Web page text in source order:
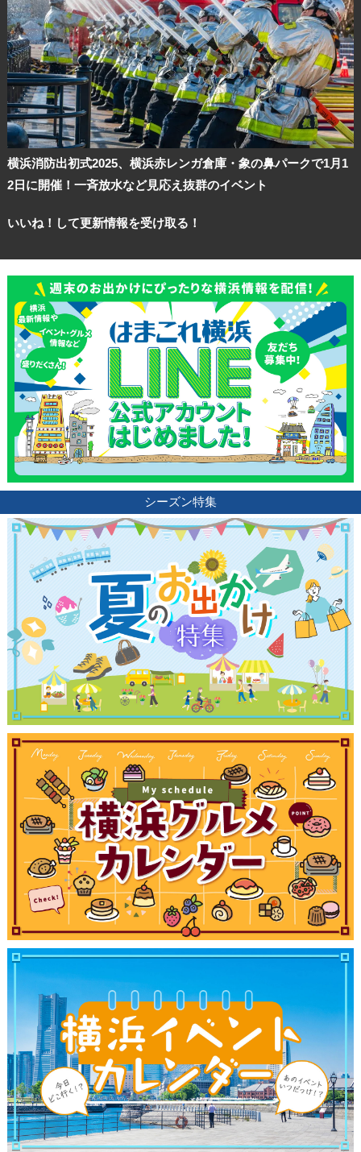
横浜消防出初式2025、横浜赤レンガ倉庫・象の鼻パークで1月1
2日に開催！一斉放水など見応え抜群のイベント
いいね！して更新情報を受け取る！
シーズン特集
観光ガイド
ランキング
ブログ記事
サイトについて